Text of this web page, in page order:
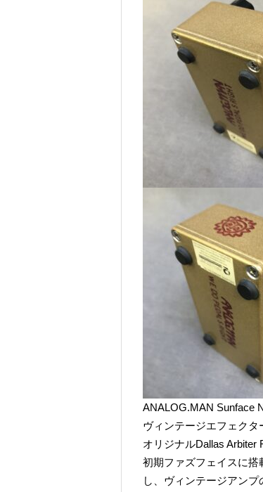
ANALOG.MAN Sunface
ヴィンテージエフェクタ
オリジナルDallas
初期ファズフェイスに
し、ヴィンテージアン